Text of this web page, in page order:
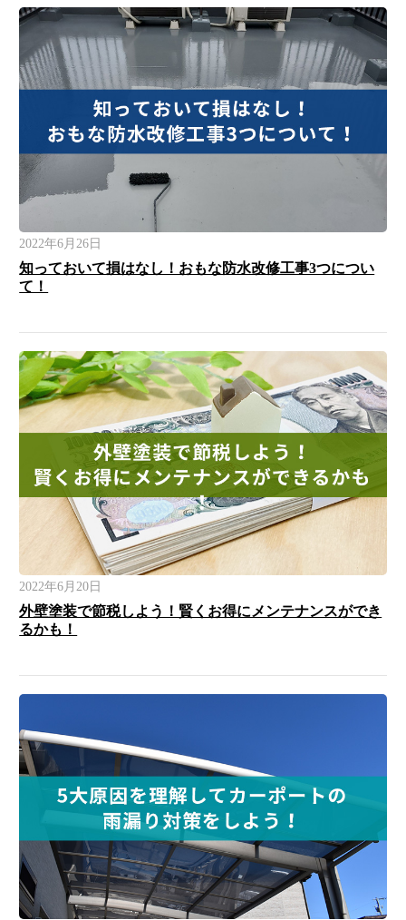
2022年6月26日
知っておいて損はなし！おもな防水改修工事3つについ
て！
2022年6月20日
外壁塗装で節税しよう！賢くお得にメンテナンスができ
るかも！